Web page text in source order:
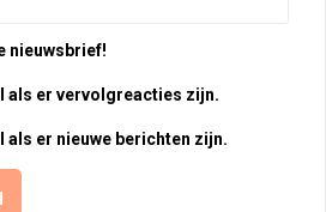
nieuwsbrief!
als er vervolgreacties zijn.
als er nieuwe berichten zijn.